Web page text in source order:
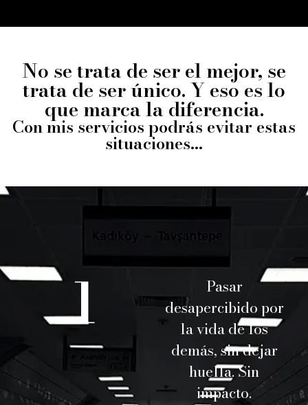
No se trata de ser el mejor, se
trata de ser único. Y eso es lo
que marca la diferencia.
Con mis servicios podrás evitar estas
situaciones...
1
Pasar
desapercibido por
la vida de los
demás, sin dejar
huella. Sin
impacto.